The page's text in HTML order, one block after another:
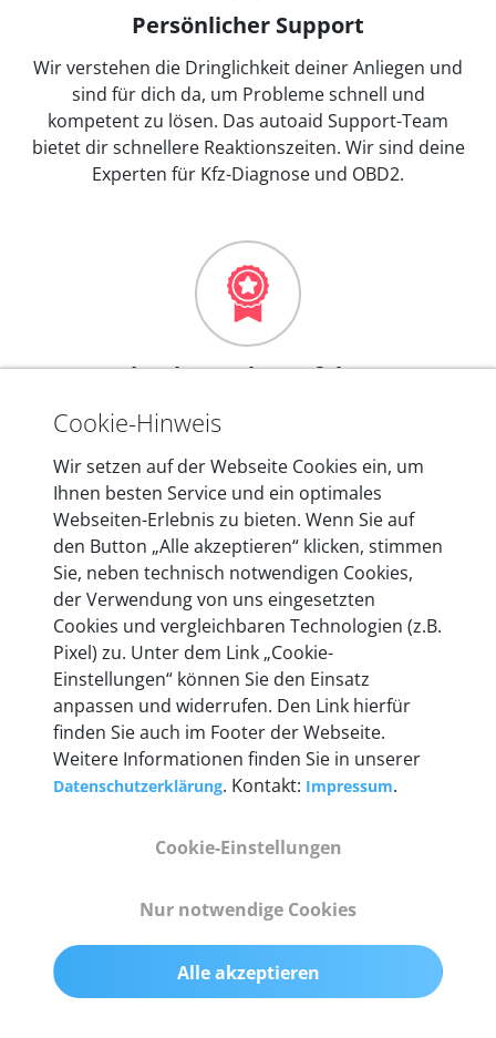
Persönlicher Support
Wir verstehen die Dringlichkeit deiner Anliegen und
sind für dich da, um Probleme schnell und
kompetent zu lösen. Das autoaid Support-Team
bietet dir schnellere Reaktionszeiten. Wir sind deine
Experten für Kfz-Diagnose und OBD2.
Mehr als 10 Jahre Erfahrung
In den Kfz-Diagnosegeräten von autoaid stecken
entwickeln wir unsere Produkte am Standort in
Berlin laufend weiter. Auf diese Qualität vertrauen
heute mehr als 60.000 Privatkunden und
Unternehmen.
Technische Details &
Lieferumfang
55 mm x 25 mm x 12 mm
200 g
Cookie-Hinweis
Wir setzen auf der Webseite Cookies ein, um
Ihnen besten Service und ein optimales
Webseiten-Erlebnis zu bieten. Wenn Sie auf
den Button „Alle akzeptieren“ klicken, stimmen
Sie, neben technisch notwendigen Cookies,
der Verwendung von uns eingesetzten
Cookies und vergleichbaren Technologien (z.B.
Pixel) zu. Unter dem Link „Cookie-
Einstellungen“ können Sie den Einsatz
anpassen und widerrufen. Den Link hierfür
finden Sie auch im Footer der Webseite.
Weitere Informationen finden Sie in unserer
Datenschutzerklärung. Kontakt: Impressum.
Cookie-Einstellungen
Nur notwendige Cookies
Alle akzeptieren